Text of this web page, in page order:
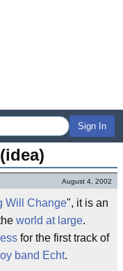
Sign In
August 4, 2002
Will Change", it is an
world at large.
for the first track of
band Echt.